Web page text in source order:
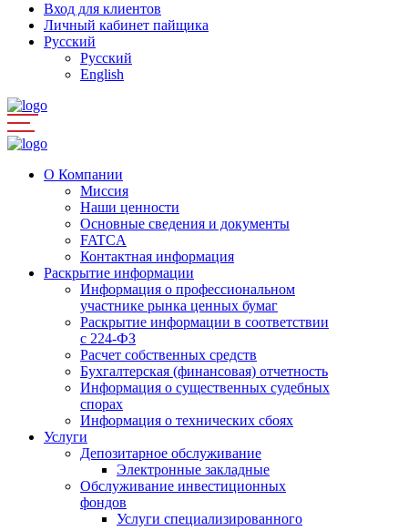
Вход для клиентов
Личный кабинет пайщика
Русский
Русский
English
О Компании
Миссия
Наши ценности
Основные сведения и документы
FATCA
Контактная информация
Раскрытие информации
Информация о профессиональном
участнике рынка ценных бумаг
Раскрытие информации в соответствии
с 224-ФЗ
Расчет собственных средств
Бухгалтерская (финансовая) отчетность
Информация о существенных судебных
спорах
Информация о технических сбоях
Услуги
Депозитарное обслуживание
Электронные закладные
Обслуживание инвестиционных
фондов
Услуги специализированного